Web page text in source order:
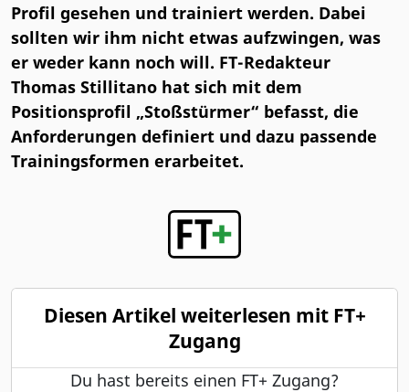
Profil gesehen und trainiert werden. Dabei
sollten wir ihm nicht etwas aufzwingen, was
er weder kann noch will. FT-Redakteur
Thomas Stillitano hat sich mit dem
Positionsprofil „Stoßstürmer“ befasst, die
Anforderungen definiert und dazu passende
Trainingsformen erarbeitet.
Diesen Artikel weiterlesen mit FT+
Zugang
Du hast bereits einen FT+ Zugang?